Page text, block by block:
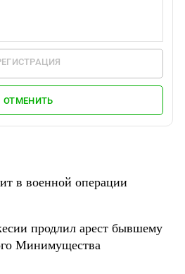
ОТМЕНИТЬ
в военной операции
продлил арест бывшему
Минимущества